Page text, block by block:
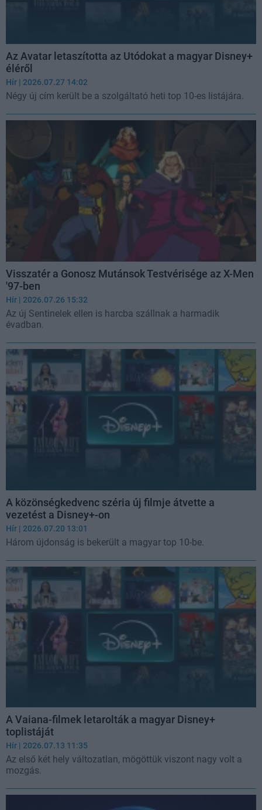
Az Avatar letaszította az Utódokat a magyar Disney+
éléről
Hír | 2026.07.27 14:02
Négy új cím került be a szolgáltató heti top 10-es listájára.
Visszatér a Gonosz Mutánsok Testvérisége az X-Men
'97-ben
Hír | 2026.07.26 15:32
Az új Sentinelek ellen is harcba szállnak a harmadik
évadban.
A közönségkedvenc széria új filmje átvette a
vezetést a Disney+-on
Hír | 2026.07.20 13:01
Három újdonság is bekerült a magyar top 10-be.
A Vaiana-filmek letarolták a magyar Disney+
toplistáját
Hír | 2026.07.13 11:35
Az első két hely változatlan, mögöttük viszont nagy volt a
mozgás.